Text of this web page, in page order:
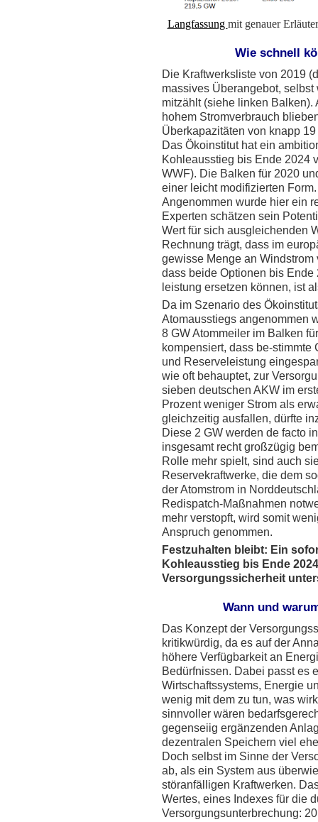
Langfassung mit genauer
Wie schnell
Die Kraftwerksliste von 2019
massives Überangebot,
mitzählt (siehe linken Balken).
hohem Stromverbrauch
Überkapazitäten von knapp 19
Das Ökoinstitut hat ein
Kohleausstieg bis Ende 2024
WWF). Die Balken für 2020
einer leicht modifizierten Form.
Angenommen wurde hier ein
Experten schätzen sein
Wert für sich ausgleichenden
Rechnung trägt, dass im
gewisse Menge an
dass beide Optionen bis Ende
leistung ersetzen können, ist
Da im Szenario des
Atomausstiegs angenommen
8 GW Atommeiler im Balken
kompensiert, dass be-stimmte
und Reserveleistung
wie oft behauptet, zur
sieben deutschen AKW im
Prozent weniger Strom als
gleichzeitig ausfallen, dürfte
Diese 2 GW werden de facto
insgesamt recht großzügig
Rolle mehr spielt, sind auch
Reservekraftwerke, die dem
der Atomstrom in
Redispatch-Maßnahmen
mehr verstopft, wird somit
Anspruch genommen.
Festzuhalten bleibt: Ein
Kohleausstieg bis Ende
Versorgungssicherheit
Wann und
Das Konzept der
kritikwürdig, da es auf der
höhere Verfügbarkeit an
Bedürfnissen. Dabei passt es
Wirtschaftssystems, Energie
wenig mit dem zu tun, was
sinnvoller wären
gegenseiig ergänzenden
dezentralen Speichern viel
Doch selbst im Sinne der
ab, als ein System aus
störanfälligen Kraftwerken.
Wertes, eines Indexes für die
Versorgungsunterbrechung: